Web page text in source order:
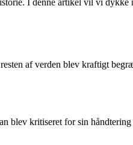
af verden blev kraftigt
blev kritiseret for sin